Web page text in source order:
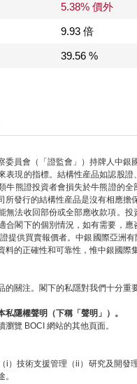
5.38% 價外
9.93 倍
39.56 %
委員會（「證監會」）持牌人中
表現的指標。結構性産品如認股
牛熊證投資者會損失於牛熊證的
所發行的結構性産品是沒有相應
無法收回部份或全部應收款項。
合閣下的個別情況，如有需要，
提供買賣報價者。中銀國際亞洲
料的正確性和可靠性，惟中銀國
的關注。閣下的私隱對我們十分
隱權聲明（下稱「聲明」）。
覽 BOCI 網站的其他頁面。
i）技術支援管理（ii）研究及開